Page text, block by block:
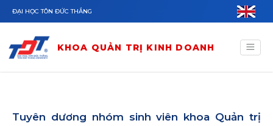
Nhảy đến nội dung
ĐẠI HỌC TÔN ĐỨC THẮNG
KHOA QUẢN TRỊ KINH DOANH
Tuyên dương nhóm sinh viên khoa Quản trị